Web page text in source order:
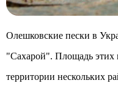
Олешковские пески в
"Сахарой". Площадь этих
территории нескольких